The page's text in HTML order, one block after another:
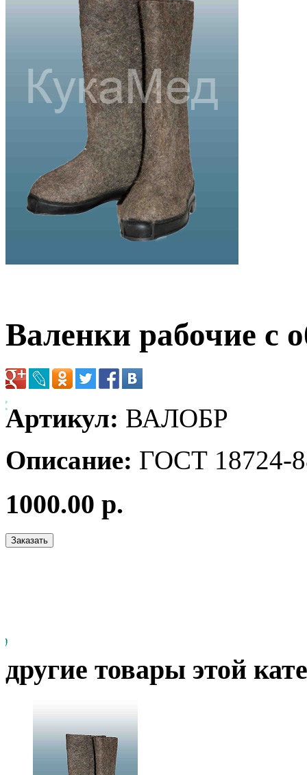
Валенки рабочие с
Артикул: ВАЛОБР
Описание: ГОСТ 18724-
1000.00 р.
другие товары этой